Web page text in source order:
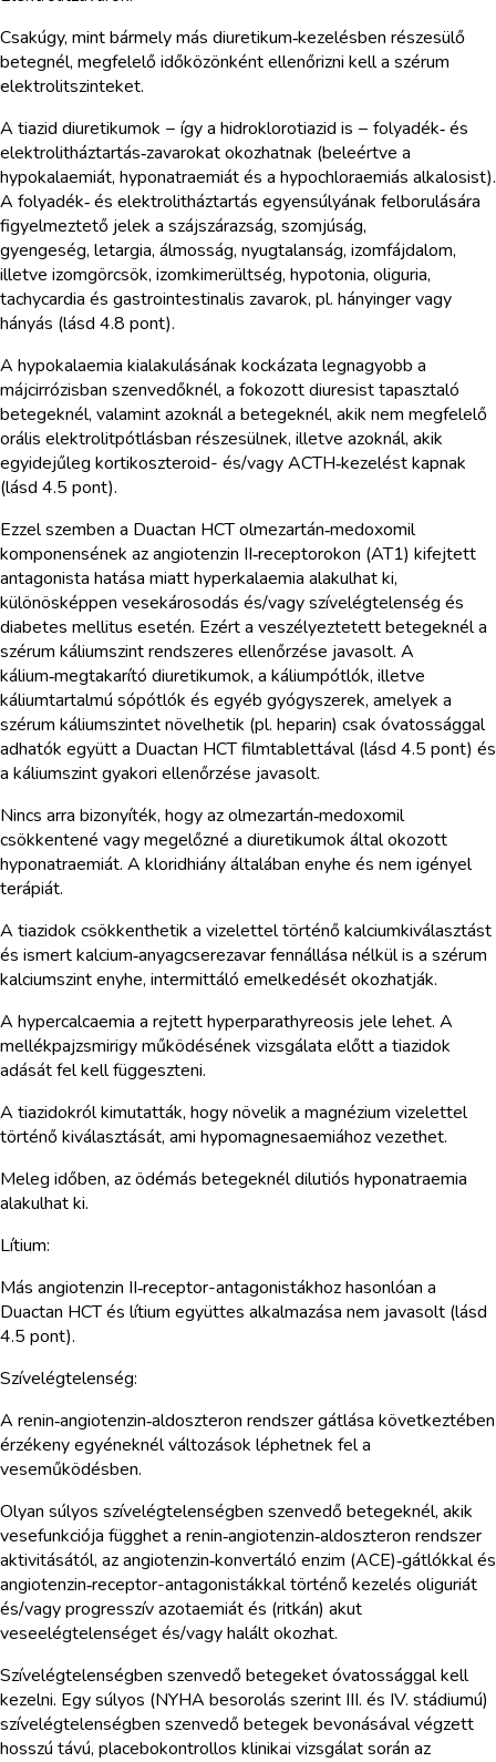
Csakúgy, mint bármely más diuretikum‑kezelésben részesülő
betegnél, megfelelő időközönként ellenőrizni kell a szérum
elektrolitszinteket.
A tiazid diuretikumok − így a hidroklorotiazid is − folyadék‑ és
elektrolitháztartás‑zavarokat okozhatnak (beleértve a
hypokalaemiát, hyponatraemiát és a hypochloraemiás alkalosist).
A folyadék‑ és elektrolitháztartás egyensúlyának felborulására
figyelmeztető jelek a szájszárazság, szomjúság,
gyengeség, letargia, álmosság, nyugtalanság, izomfájdalom,
illetve izomgörcsök, izomkimerültség, hypotonia, oliguria,
tachycardia és gastrointestinalis zavarok, pl. hányinger vagy
hányás (lásd 4.8 pont).
A hypokalaemia kialakulásának kockázata legnagyobb a
májcirrózisban szenvedőknél, a fokozott diuresist tapasztaló
betegeknél, valamint azoknál a betegeknél, akik nem megfelelő
orális elektrolitpótlásban részesülnek, illetve azoknál, akik
egyidejűleg kortikoszteroid- és/vagy ACTH‑kezelést kapnak
(lásd 4.5 pont).
Ezzel szemben a Duactan HCT olmezartán‑medoxomil
komponensének az angiotenzin II‑receptorokon (AT1) kifejtett
antagonista hatása miatt hyperkalaemia alakulhat ki,
különösképpen vesekárosodás és/vagy szívelégtelenség és
diabetes mellitus esetén. Ezért a veszélyeztetett betegeknél a
szérum káliumszint rendszeres ellenőrzése javasolt. A
kálium‑megtakarító diuretikumok, a káliumpótlók, illetve
káliumtartalmú sópótlók és egyéb gyógyszerek, amelyek a
szérum káliumszintet növelhetik (pl. heparin) csak óvatossággal
adhatók együtt a Duactan HCT filmtablettával (lásd 4.5 pont) és
a káliumszint gyakori ellenőrzése javasolt.
Nincs arra bizonyíték, hogy az olmezartán‑medoxomil
csökkentené vagy megelőzné a diuretikumok által okozott
hyponatraemiát. A kloridhiány általában enyhe és nem igényel
terápiát.
A tiazidok csökkenthetik a vizelettel történő kalciumkiválasztást
és ismert kalcium‑anyagcserezavar fennállása nélkül is a szérum
kalciumszint enyhe, intermittáló emelkedését okozhatják.
A hypercalcaemia a rejtett hyperparathyreosis jele lehet. A
mellékpajzsmirigy működésének vizsgálata előtt a tiazidok
adását fel kell függeszteni.
A tiazidokról kimutatták, hogy növelik a magnézium vizelettel
történő kiválasztását, ami hypomagnesaemiához vezethet.
Meleg időben, az ödémás betegeknél dilutiós hyponatraemia
alakulhat ki.
Lítium:
Más angiotenzin II‑receptor-antagonistákhoz hasonlóan a
Duactan HCT és lítium együttes alkalmazása nem javasolt (lásd
4.5 pont).
Szívelégtelenség:
A renin‑angiotenzin‑aldoszteron rendszer gátlása következtében
érzékeny egyéneknél változások léphetnek fel a
veseműködésben.
Olyan súlyos szívelégtelenségben szenvedő betegeknél, akik
vesefunkciója függhet a renin‑angiotenzin‑aldoszteron rendszer
aktivitásától, az angiotenzin‑konvertáló enzim (ACE)‑gátlókkal és
angiotenzin‑receptor-antagonistákkal történő kezelés oliguriát
és/vagy progresszív azotaemiát és (ritkán) akut
veseelégtelenséget és/vagy halált okozhat.
Szívelégtelenségben szenvedő betegeket óvatossággal kell
kezelni. Egy súlyos (NYHA besorolás szerint III. és IV. stádiumú)
szívelégtelenségben szenvedő betegek bevonásával végzett
hosszú távú, placebokontrollos klinikai vizsgálat során az